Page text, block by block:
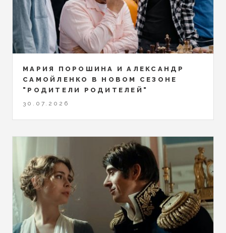
МАРИЯ ПОРОШИНА И АЛЕКСАНДР
САМОЙЛЕНКО В НОВОМ СЕЗОНЕ
"РОДИТЕЛИ РОДИТЕЛЕЙ"
30.07.2026